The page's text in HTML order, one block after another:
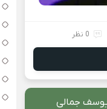
0 نظر
یوسف جمالی